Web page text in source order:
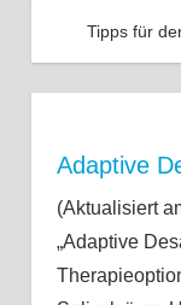
Tipps für
Adaptive
(Aktualisiert
„Adaptive